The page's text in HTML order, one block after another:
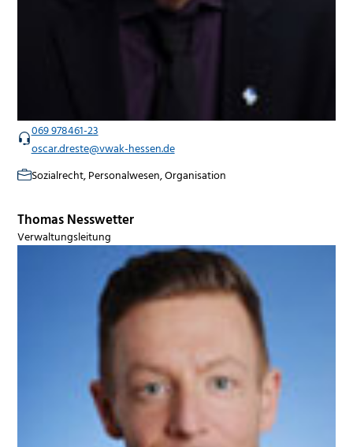
069 978461-23
oscar.dreste@vwak-hessen.de
Sozialrecht, Personalwesen, Organisation
Thomas Nesswetter
Verwaltungsleitung